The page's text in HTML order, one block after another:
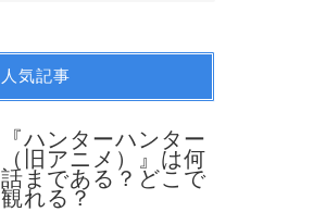
人気記事
『ハンターハンター
（旧アニメ）』は何
話まである？どこで
観れる？